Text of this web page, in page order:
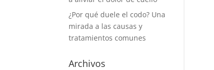
¿Por qué duele el codo? Una
mirada a las causas y
tratamientos comunes
Archivos